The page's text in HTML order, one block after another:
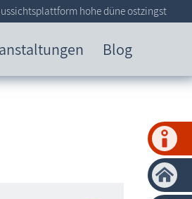
Blog
hohe düne ostzingst